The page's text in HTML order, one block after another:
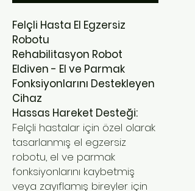
Felçli Hasta El Egzersiz
Robotu
Rehabilitasyon Robot
Eldiven - El ve Parmak
Fonksiyonlarını Destekleyen
Cihaz
Hassas Hareket Desteği:
Felçli hastalar için özel olarak
tasarlanmış el egzersiz
robotu, el ve parmak
fonksiyonlarını kaybetmiş
veya zayıflamış bireyler için